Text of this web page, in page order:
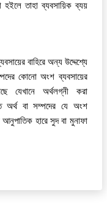
হইলে তাহা ব্যবসায়িক ব্যয়
বাহিরে অন্য উদ্দেশ্যে
কোনো অংশ ব্যবসায়ের
যেখানে অর্থলগ্নী করা
অর্থ বা সম্পদের যে অংশ
হারে সুদ বা মুনাফা